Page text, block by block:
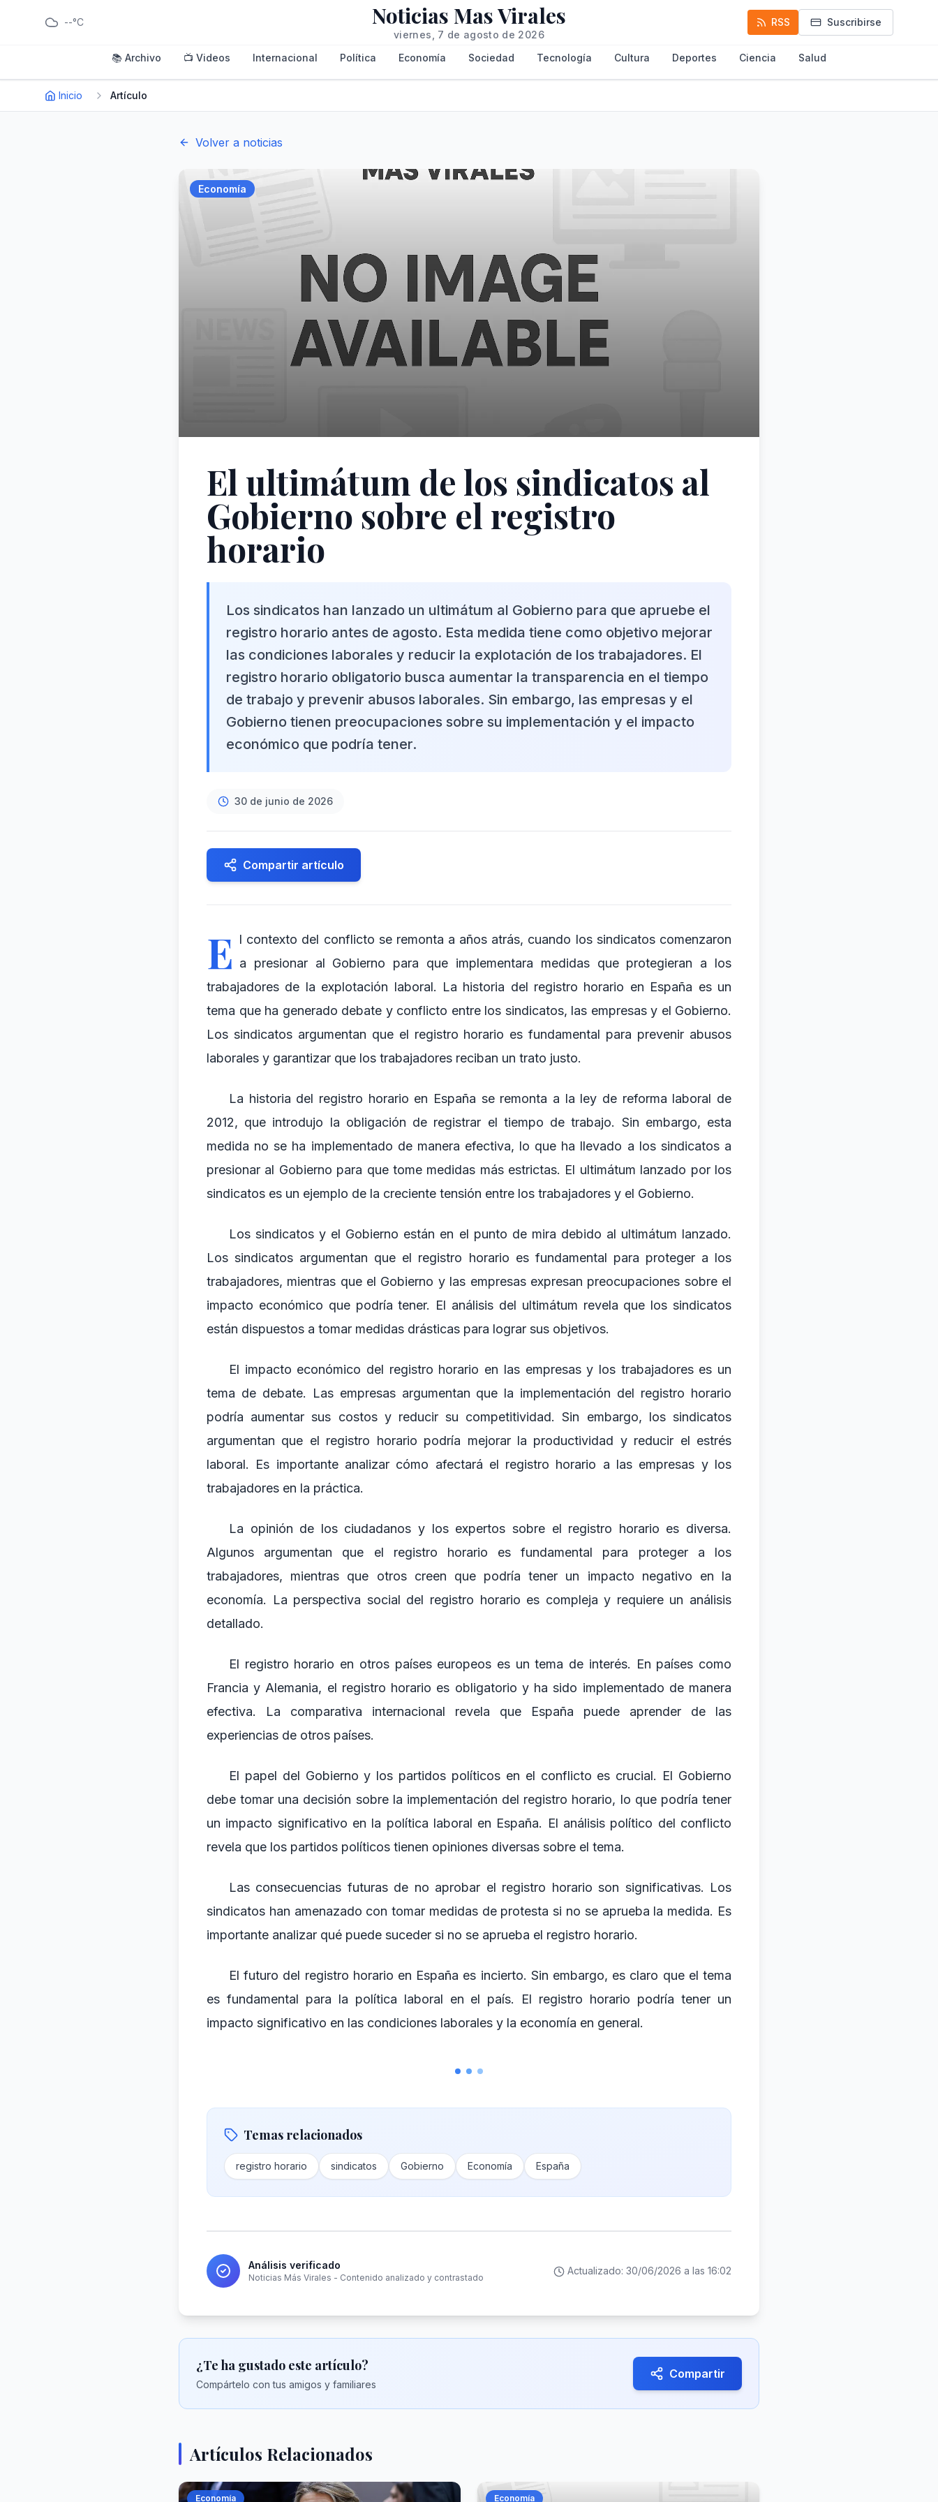
--°C Noticias Mas Virales
viernes, 7 de agosto de 2026
RSS Suscribirse
📚 Archivo 📺 Videos Internacional Política Economía Sociedad Tecnología Cultura Deportes Ciencia Salud
Inicio Artículo
Volver a noticias
Economía
El ultimátum de los sindicatos al
Gobierno sobre el registro
horario
Los sindicatos han lanzado un ultimátum al Gobierno para que apruebe el
registro horario antes de agosto. Esta medida tiene como objetivo mejorar
las condiciones laborales y reducir la explotación de los trabajadores. El
registro horario obligatorio busca aumentar la transparencia en el tiempo
de trabajo y prevenir abusos laborales. Sin embargo, las empresas y el
Gobierno tienen preocupaciones sobre su implementación y el impacto
económico que podría tener.
30 de junio de 2026
Compartir artículo
E l contexto del conflicto se remonta a años atrás, cuando los sindicatos comenzaron
a presionar al Gobierno para que implementara medidas que protegieran a los
trabajadores de la explotación laboral. La historia del registro horario en España es un
tema que ha generado debate y conflicto entre los sindicatos, las empresas y el Gobierno.
Los sindicatos argumentan que el registro horario es fundamental para prevenir abusos
laborales y garantizar que los trabajadores reciban un trato justo.
La historia del registro horario en España se remonta a la ley de reforma laboral de
2012, que introdujo la obligación de registrar el tiempo de trabajo. Sin embargo, esta
medida no se ha implementado de manera efectiva, lo que ha llevado a los sindicatos a
presionar al Gobierno para que tome medidas más estrictas. El ultimátum lanzado por los
sindicatos es un ejemplo de la creciente tensión entre los trabajadores y el Gobierno.
Los sindicatos y el Gobierno están en el punto de mira debido al ultimátum lanzado.
Los sindicatos argumentan que el registro horario es fundamental para proteger a los
trabajadores, mientras que el Gobierno y las empresas expresan preocupaciones sobre el
impacto económico que podría tener. El análisis del ultimátum revela que los sindicatos
están dispuestos a tomar medidas drásticas para lograr sus objetivos.
El impacto económico del registro horario en las empresas y los trabajadores es un
tema de debate. Las empresas argumentan que la implementación del registro horario
podría aumentar sus costos y reducir su competitividad. Sin embargo, los sindicatos
argumentan que el registro horario podría mejorar la productividad y reducir el estrés
laboral. Es importante analizar cómo afectará el registro horario a las empresas y los
trabajadores en la práctica.
La opinión de los ciudadanos y los expertos sobre el registro horario es diversa.
Algunos argumentan que el registro horario es fundamental para proteger a los
trabajadores, mientras que otros creen que podría tener un impacto negativo en la
economía. La perspectiva social del registro horario es compleja y requiere un análisis
detallado.
El registro horario en otros países europeos es un tema de interés. En países como
Francia y Alemania, el registro horario es obligatorio y ha sido implementado de manera
efectiva. La comparativa internacional revela que España puede aprender de las
experiencias de otros países.
El papel del Gobierno y los partidos políticos en el conflicto es crucial. El Gobierno
debe tomar una decisión sobre la implementación del registro horario, lo que podría tener
un impacto significativo en la política laboral en España. El análisis político del conflicto
revela que los partidos políticos tienen opiniones diversas sobre el tema.
Las consecuencias futuras de no aprobar el registro horario son significativas. Los
sindicatos han amenazado con tomar medidas de protesta si no se aprueba la medida. Es
importante analizar qué puede suceder si no se aprueba el registro horario.
El futuro del registro horario en España es incierto. Sin embargo, es claro que el tema
es fundamental para la política laboral en el país. El registro horario podría tener un
impacto significativo en las condiciones laborales y la economía en general.
Temas relacionados
registro horario sindicatos Gobierno Economía España
Análisis verificado
Noticias Más Virales - Contenido analizado y contrastado
Actualizado: 30/06/2026 a las 16:02
¿Te ha gustado este artículo?
Compártelo con tus amigos y familiares
Compartir
Artículos Relacionados
Economía Economía